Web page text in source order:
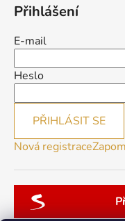
Přihlášení
E-mail
Heslo
PŘIHLÁSIT SE
Nová registrace